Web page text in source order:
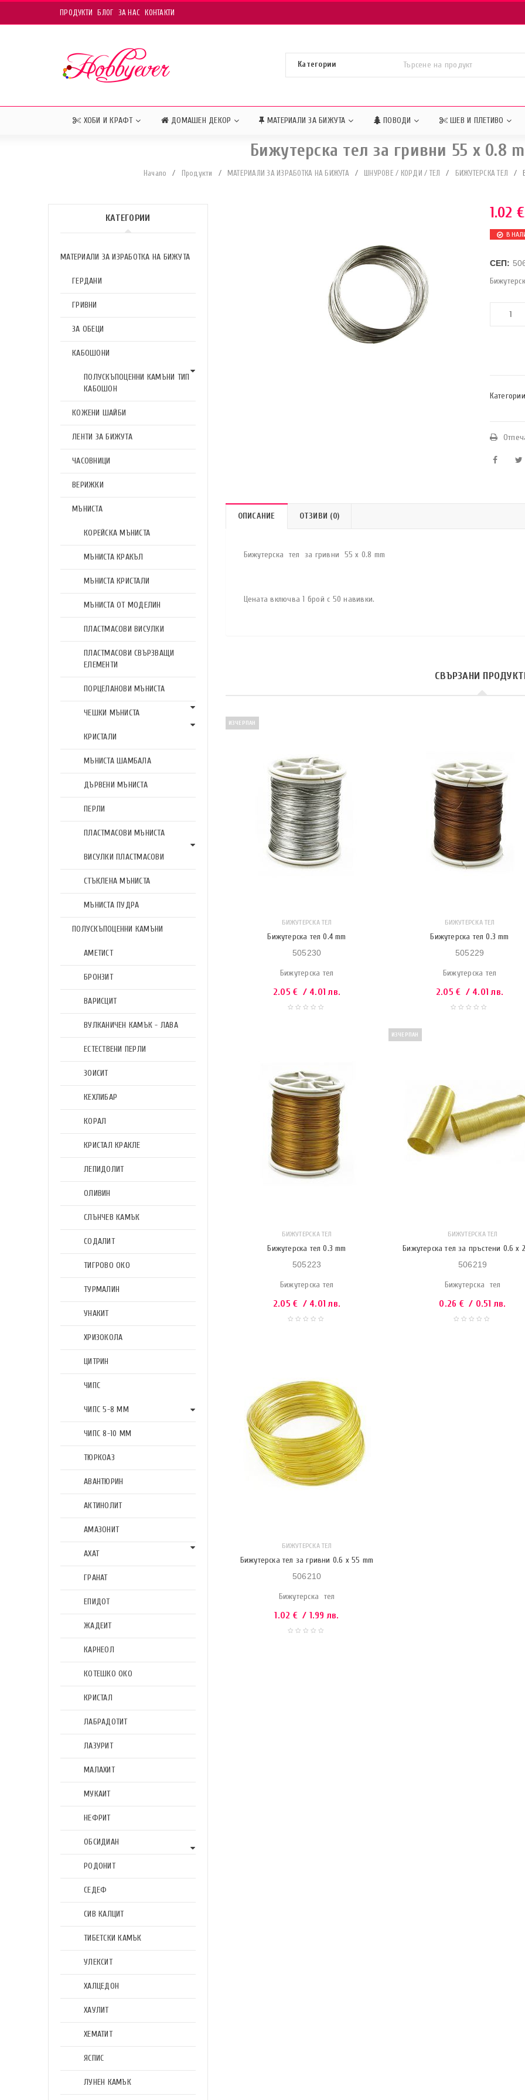
ПРОДУКТИ БЛОГ ЗА НАС КОНТАКТИ
ХОБИ И КРАФТ ДОМАШЕН ДЕКОР МАТЕРИАЛИ ЗА БИЖУТА ПОВОДИ ШЕВ И ПЛЕТИВО
Бижутерска тел за гривни 55 x 0.8
Начало / Продукти / МАТЕРИАЛИ ЗА ИЗРАБОТКА НА БИЖУТА / ШНУРОВЕ / КОРДИ / ТЕЛ / БИЖУТЕРСКА ТЕЛ /
КАТЕГОРИИ
МАТЕРИАЛИ ЗА ИЗРАБОТКА НА БИЖУТА
ГЕРДАНИ
ГРИВНИ
ЗА ОБЕЦИ
КАБОШОНИ
ПОЛУСКЪПОЦЕННИ КАМЪНИ ТИП
КАБОШОН
КОЖЕНИ ШАЙБИ
ЛЕНТИ ЗА БИЖУТА
ЧАСОВНИЦИ
ВЕРИЖКИ
МЪНИСТА
КОРЕЙСКА МЪНИСТА
МЪНИСТА КРАКЪЛ
МЪНИСТА КРИСТАЛИ
МЪНИСТА ОТ МОДЕЛИН
ПЛАСТМАСОВИ ВИСУЛКИ
ПЛАСТМАСОВИ СВЪРЗВАЩИ
ЕЛЕМЕНТИ
ПОРЦЕЛАНОВИ МЪНИСТА
ЧЕШКИ МЪНИСТА
КРИСТАЛИ
МЪНИСТА ШАМБАЛА
ДЪРВЕНИ МЪНИСТА
ПЕРЛИ
ПЛАСТМАСОВИ МЪНИСТА
ВИСУЛКИ ПЛАСТМАСОВИ
СТЪКЛЕНА МЪНИСТА
МЪНИСТА ПУДРА
ПОЛУСКЪПОЦЕННИ КАМЪНИ
АМЕТИСТ
БРОНЗИТ
ВАРИСЦИТ
ВУЛКАНИЧЕН КАМЪК - ЛАВА
ЕСТЕСТВЕНИ ПЕРЛИ
ЗОИСИТ
КЕХЛИБАР
КОРАЛ
КРИСТАЛ КРАКЛЕ
ЛЕПИДОЛИТ
ОЛИВИН
СЛЪНЧЕВ КАМЪК
СОДАЛИТ
ТИГРОВО ОКО
ТУРМАЛИН
УНАКИТ
ХРИЗОКОЛА
ЦИТРИН
ЧИПС
ЧИПС 5-8 ММ
ЧИПС 8-10 ММ
ТЮРКОАЗ
АВАНТЮРИН
АКТИНОЛИТ
АМАЗОНИТ
АХАТ
ГРАНАТ
ЕПИДОТ
ЖАДЕИТ
КАРНЕОЛ
КОТЕШКО ОКО
КРИСТАЛ
ЛАБРАДОТИТ
ЛАЗУРИТ
МАЛАХИТ
МУКАИТ
НЕФРИТ
ОБСИДИАН
РОДОНИТ
СЕДЕФ
СИВ КАЛЦИТ
ТИБЕТСКИ КАМЪК
УЛЕКСИТ
ХАЛЦЕДОН
ХАУЛИТ
ХЕМАТИТ
ЯСПИС
ЛУНЕН КАМЪК
1.02 €
В
СЕП:
ОПИСАНИЕ ОТЗИВИ (0)
Бижутерска тел за гривни 55 x 0.8 mm
Цената включва 1 брой с 50 навивки.
СВЪРЗАНИ
ИЗЧЕРПАН
БИЖУТЕРСКА ТЕЛ
Бижутерска тел 0.4 mm
505230
Бижутерска тел
2.05€ / 4.01 лв.
БИЖУТЕРСКА ТЕЛ
Бижутерска тел 0.3 mm
505229
Бижутерска тел
2.05€ / 4.01 лв.
БИЖУТЕРСКА ТЕЛ
Бижутерска тел 0.3 mm
505223
Бижутерска тел
2.05€ / 4.01 лв.
ИЗЧЕРПАН
БИЖУТЕРСКА ТЕЛ
Бижутерска тел за пръстени 0.6 x
506219
Бижутерска тел
0.26 € / 0.51 лв.
БИЖУТЕРСКА ТЕЛ
Бижутерска тел за гривни 0.6 x 55 mm
506210
Бижутерска тел
1.02 € / 1.99 лв.